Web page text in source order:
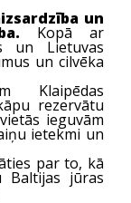
un
Kopā ar
un Lietuvas
un cilvēka
Klaipēdas
rezervātu
ieguvām
ietekmi un
par to, kā
Baltijas jūras